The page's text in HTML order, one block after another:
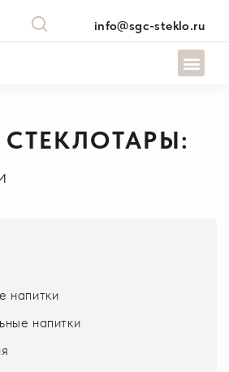
info@sgc-steklo.ru
напитки
напитки